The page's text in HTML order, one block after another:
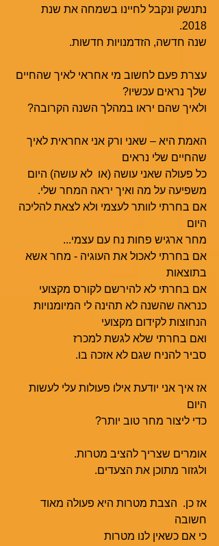
נתנשק ונקבל לחיינו בשמחה את שנת
2018.
שנה חדשה, הזדמנויות חדשות.
עצרת פעם לחשוב מי אחראי לאיך שהחיים
שלך נראים עכשיו?
ולאיך שהם יראו במהלך השנה הקרובה?
האמת היא – שאני ורק אני אחראית לאיך
שהחיים שלי נראים
כל פעולה שאני עושה (או  לא עושה) היום
משפיעה על מה ואיך יראה המחר שלי.
אם בחרתי לוותר לעצמי ולא לצאת להליכה
היום
מחר ארגיש פחות נח עם עצמי...
אם בחרתי לאכול את העוגיה - מחר אשא
בתוצאות
אם בחרתי לא להירשם לקורס מקצועי
כנראה שהשנה לא תהינה לי המיומנויות
הנחוצות לקידום מקצועי
ואם בחרתי שלא לגשת למכרז
סביר להניח שגם לא אזכה בו.
אז איך אני יודעת אילו פעולות עלי לעשות
היום
כדי ליצור מחר טוב יותר?
אומרים שצריך להציב מטרות.
ולגזור מתוכן את הצעדים.
אז כן.  הצבת מטרות היא פעולה מאוד
חשובה
כי אם כשאין לנו מטרות